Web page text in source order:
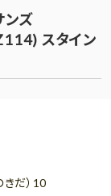
ンズ
スタイン
だ）10